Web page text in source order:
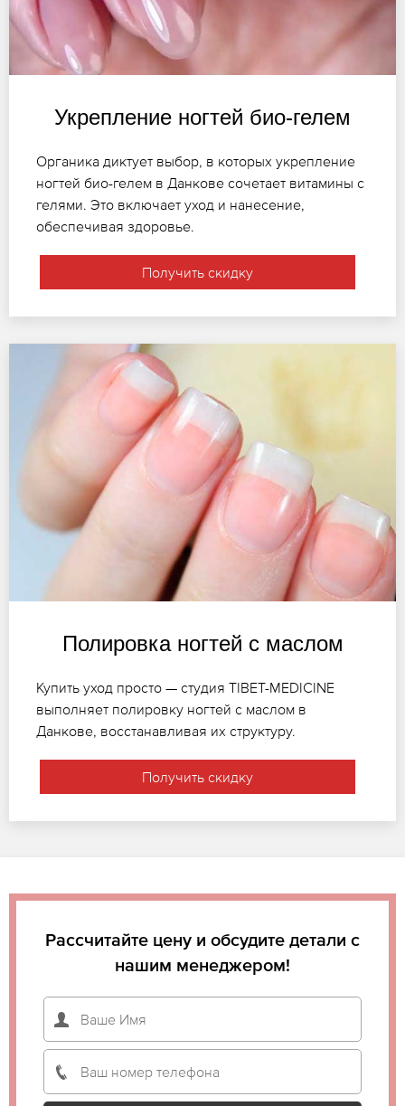
Укрепление ногтей био-гелем
Органика диктует выбор, в которых укрепление
ногтей био-гелем в Данкове сочетает витамины с
гелями. Это включает уход и нанесение,
обеспечивая здоровье.
Получить скидку
Полировка ногтей с маслом
Купить уход просто — студия TIBET-MEDICINE
выполняет полировку ногтей с маслом в
Данкове, восстанавливая их структуру.
Получить скидку
Рассчитайте цену и обсудите детали с
нашим менеджером!